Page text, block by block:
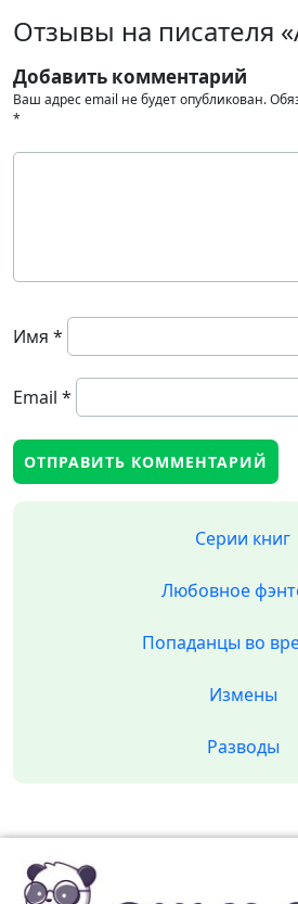
Отзывы на писателя
Добавить комментарий
Ваш адрес email не будет опубликован.
*
Имя *
Email *
Серии книг
Любовное
Попаданцы во
Измены
Разводы